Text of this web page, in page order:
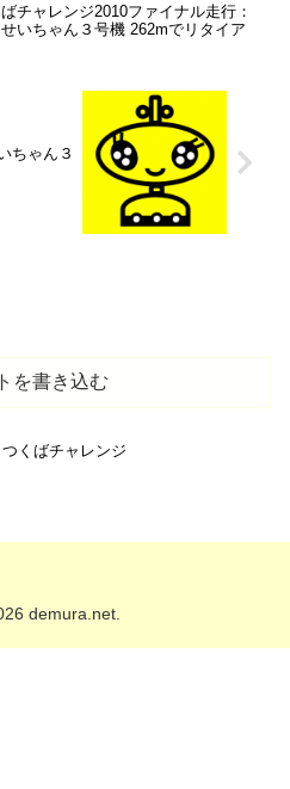
チャレンジ2010ファイナル走行：
いちゃん３号機 262mでリタイア
ちゃん３
を書き込む
つくばチャレンジ
demura.net.